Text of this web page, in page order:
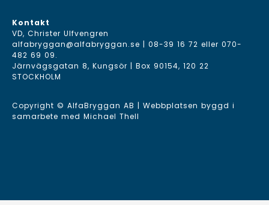
Kontakt
VD, Christer Ulfvengren
alfabryggan@alfabryggan.se | 08-39 16 72 eller 070-
482 69 09.
Järnvägsgatan 8, Kungsör | Box 90154, 120 22
STOCKHOLM
Copyright © AlfaBryggan AB | Webbplatsen byggd i
samarbete med Michael Thell